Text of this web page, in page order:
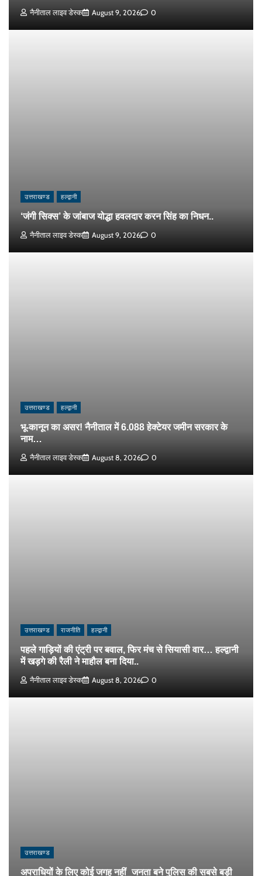
नैनीताल लाइव डेस्क August 9, 2026 0
उत्तराखण्ड हल्द्वानी
‘जंगी सिक्स’ के जांबाज योद्धा हवलदार करन सिंह का निधन..
नैनीताल लाइव डेस्क August 9, 2026 0
उत्तराखण्ड हल्द्वानी
भू-कानून का असर! नैनीताल में 6.088 हेक्टेयर जमीन सरकार के
नाम…
नैनीताल लाइव डेस्क August 8, 2026 0
उत्तराखण्ड राजनीति हल्द्वानी
पहले गाड़ियों की एंट्री पर बवाल, फिर मंच से सियासी वार… हल्द्वानी
में खड़गे की रैली ने माहौल बना दिया..
नैनीताल लाइव डेस्क August 8, 2026 0
उत्तराखण्ड
अपराधियों के लिए कोई जगह नहीं_जनता बने पुलिस की सबसे बड़ी